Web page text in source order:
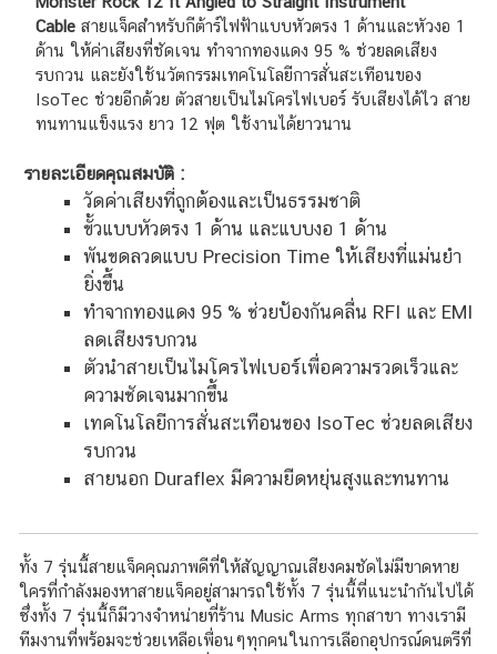
Cable สายแจ็คสำหรับกีต้าร์ไฟฟ้าแบบหัวตรง 1 ด้านและหัวงอ 1
ด้าน ให้ค่าเสียงที่ชัดเจน ทำจากทองแดง 95 % ช่วยลดเสียง
รบกวน และยังใช้นวัตกรรมเทคโนโลยีการสั่นสะเทือนของ
IsoTec ช่วยอีกด้วย ตัวสายเป็นไมโครไฟเบอร์ รับเสียงได้ไว สาย
ทนทานแข็งแรง ยาว 12 ฟุต ใช้งานได้ยาวนาน
รายละเอียดคุณสมบัติ :
วัดค่าเสียงที่ถูกต้องและเป็นธรรมชาติ
ขั้วแบบหัวตรง 1 ด้าน และแบบงอ 1 ด้าน
พันขดลวดแบบ Precision Time ให้เสียงที่แม่นยำ
ยิ่งขึ้น
ทำจากทองแดง 95 % ช่วยป้องกันคลื่น RFI และ EMI
ลดเสียงรบกวน
ตัวนำสายเป็นไมโครไฟเบอร์เพื่อความรวดเร็วและ
ความชัดเจนมากขึ้น
เทคโนโลยีการสั่นสะเทือนของ IsoTec ช่วยลดเสียง
รบกวน
สายนอก Duraflex มีความยืดหยุ่นสูงและทนทาน
ทั้ง 7 รุ่นนี้สายแจ็คคุณภาพดีที่ให้สัญญาณเสียงคมชัดไม่มีขาดหาย
ใครที่กำลังมองหาสายแจ็คอยู่สามารถใช้ทั้ง 7 รุ่นนี้ที่แนะนำกันไปได้
ซึ่งทั้ง 7 รุ่นนี้ก็มีวางจำหน่ายที่ร้าน Music Arms ทุกสาขา ทางเรามี
ทีมงานที่พร้อมจะช่วยเหลือเพื่อนๆทุกคนในการเลือกอุปกรณ์ดนตรีที่